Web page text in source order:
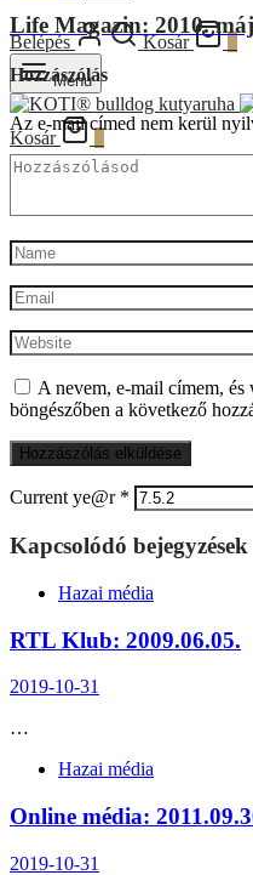
Belépés Kosár 0
Menu
Kosár
Life Magazin: 2010.
Hozzászólás
Az e-mail címed nem kerül
A nevem, e-mail címem, és
böngészőben a következő
Current ye@r *
Kapcsolódó bejegyzések
Hazai média
RTL Klub: 2009.06.05.
2019-10-31
…
Hazai média
Online média:
2019-10-31